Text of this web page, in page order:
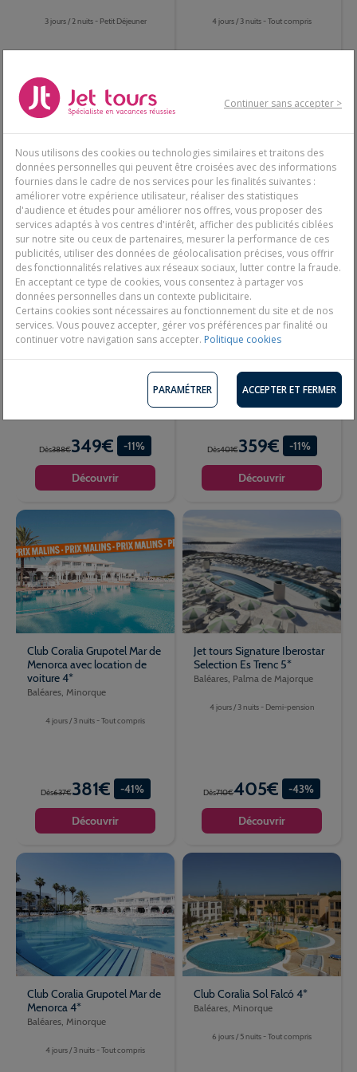
3 jours / 2 nuits - Petit Déjeuner
Dès476€ 280€ -42%
Découvrir
4 jours / 3 nuits - Tout compris
549€332€ -40%
Découvrir
Club Coralia O7 Cala Ratjada
3*
Baléares, Palma de Majorque
Dès388€349€ -11%
Découvrir
Club Coralia Aguamarina 3*
Sup
Baléares, Minorque
Dès401€359€ -11%
Découvrir
Club Coralia Grupotel Mar de
Menorca avec location de
voiture 4*
Baléares, Minorque
4 jours / 3 nuits - Tout compris
Dès637€381€ -41%
Découvrir
Jet tours Signature Iberostar
Selection Es Trenc 5*
Baléares, Palma de Majorque
4 jours / 3 nuits - Demi-pension
Dès710€405€ -43%
Découvrir
Club Coralia Grupotel Mar de
Menorca 4*
Baléares, Minorque
4 jours / 3 nuits - Tout compris
Club Coralia Sol Falcó 4*
Baléares, Minorque
6 jours / 5 nuits - Tout compris
Continuer sans accepter >
Nous utilisons des cookies ou technologies similaires et traitons des
données personnelles qui peuvent être croisées avec des informations
fournies dans le cadre de nos services pour les finalités suivantes :
améliorer votre expérience utilisateur, réaliser des statistiques
d'audience et études pour améliorer nos offres, vous proposer des
services adaptés à vos centres d'intérêt, afficher des publicités ciblées
sur notre site ou ceux de partenaires, mesurer la performance de ces
publicités, utiliser des données de géolocalisation précises, vous offrir
des fonctionnalités relatives aux réseaux sociaux, lutter contre la fraude.
En acceptant ce type de cookies, vous consentez à partager vos
données personnelles dans un contexte publicitaire.
Certains cookies sont nécessaires au fonctionnement du site et de nos
services. Vous pouvez accepter, gérer vos préférences par finalité ou
continuer votre navigation sans accepter. Politique cookies
PARAMÉTRER ACCEPTER ET FERMER